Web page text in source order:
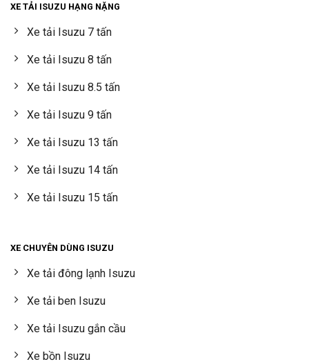
XE TẢI ISUZU HẠNG NẶNG
Xe tải Isuzu 7 tấn
Xe tải Isuzu 8 tấn
Xe tải Isuzu 8.5 tấn
Xe tải Isuzu 9 tấn
Xe tải Isuzu 13 tấn
Xe tải Isuzu 14 tấn
Xe tải Isuzu 15 tấn
XE CHUYÊN DÙNG ISUZU
Xe tải đông lạnh Isuzu
Xe tải ben Isuzu
Xe tải Isuzu gắn cầu
Xe bồn Isuzu